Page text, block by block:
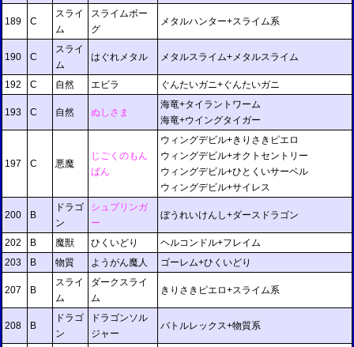
189 C
スライ
ム
スライムボー
グ
メタルハンター+スライム系
190 C
スライ
ム
はぐれメタル メタルスライム+メタルスライム
192 C 自然 エビラ ぐんたいガニ+ぐんたいガニ
193 C 自然 ぬしさま
海竜+タイラントワーム
海竜+ウイングタイガー
197 C 悪魔
じごくのもん
ばん
ウィングデビル+きりさきピエロ
ウィングデビル+オクトセントリー
ウィングデビル+ひとくいサーベル
ウィングデビル+サイレス
200 B
ドラゴ
ン
シュプリンガ
ー
ぼうれいけんし+ダースドラゴン
202 B 魔獣 ひくいどり
ヘルコンドル+フレイム
203
B 物質 ようがん魔人 ゴーレム+ひくいどり
207 B
スライ
ム
ダークスライ
ム
きりさきピエロ+スライム系
208 B
ドラゴ
ン
ドラゴンソル
ジャー
バトルレックス+物質系